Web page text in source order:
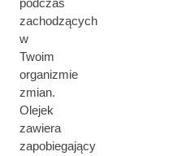
podczas
zachodzących
w
Twoim
organizmie
zmian.
Olejek
zawiera
zapobiegający